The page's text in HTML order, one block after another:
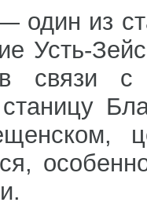
один из
Усть-
с